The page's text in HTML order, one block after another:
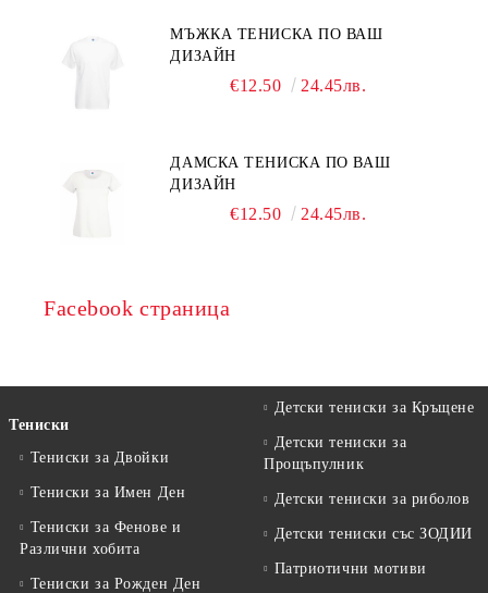
МЪЖКА ТЕНИСКА ПО ВАШ
ДИЗАЙН
€12.50 24.45лв.
ДАМСКА ТЕНИСКА ПО ВАШ
ДИЗАЙН
€12.50 24.45лв.
Facebook страница
Тениски
Тениски за Двойки
Тениски за Имен Ден
Тениски за Фенове и
Различни хобита
Тениски за Рожден Ден
Детски тениски за Кръщене
Детски тениски за
Прощъпулник
Детски тениски за риболов
Детски тениски със ЗОДИИ
Патриотични мотиви